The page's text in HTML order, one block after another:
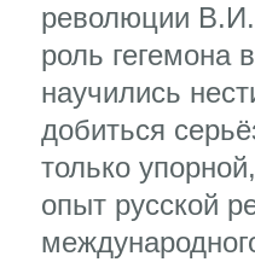
революции В.И.
роль гегемона
научились
добиться
только
опыт русской